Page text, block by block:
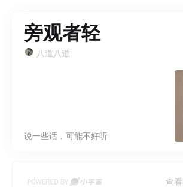
旁观者轻
八道八道
说一些话，可能不好听
查